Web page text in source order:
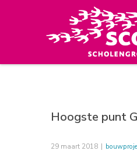
Hoogste punt
29 maart 2018 |